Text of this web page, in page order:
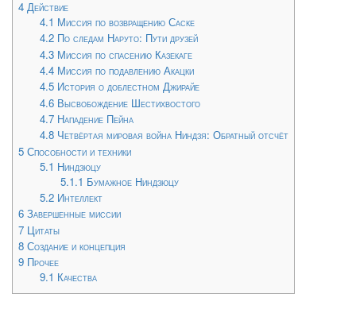
4 Действие
4.1 Миссия по возвращению Саске
4.2 По следам Наруто: Пути друзей
4.3 Миссия по спасению Казекаге
4.4 Миссия по подавлению Акацки
4.5 История о доблестном Джирайе
4.6 Высвобождение Шестихвостого
4.7 Нападение Пейна
4.8 Четвёртая мировая война Ниндзя: Обратный отсчёт
5 Способности и техники
5.1 Ниндзюцу
5.1.1 Бумажное Ниндзюцу
5.2 Интеллект
6 Завершенные миссии
7 Цитаты
8 Создание и концепция
9 Прочее
9.1 Качества